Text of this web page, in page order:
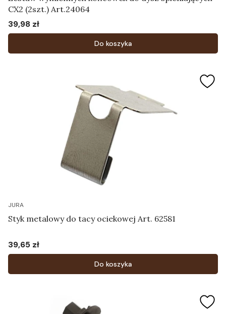
CX2 (2szt.) Art.24064
Cena
39,98 zł
Do koszyka
JURA
Styk metalowy do tacy ociekowej Art. 62581
Cena
39,65 zł
Do koszyka